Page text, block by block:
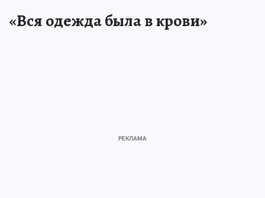
«Вся одежда была в крови»